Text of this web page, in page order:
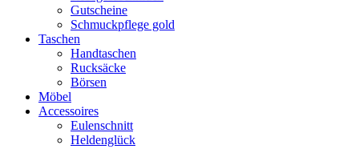
Gutscheine
Schmuckpflege gold
Taschen
Handtaschen
Rucksäcke
Börsen
Möbel
Accessoires
Eulenschnitt
Heldenglück